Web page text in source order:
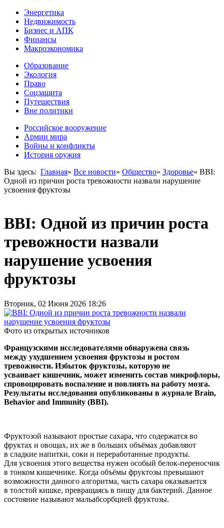
Энергетика
Недвижимость
Бизнес и АПК
Финансы
Макроэкономика
Образование
Экология
Право
Соцзащита
Путешествия
Вне политики
Российское вооружение
Армии мира
Войны и конфликты
История оружия
Вы здесь: Главная» Все новости» Общество» Здоровье» BBI:
Одной из причин роста тревожности назвали нарушение
усвоения фруктозы
BBI: Одной из причин роста
тревожности назвали
нарушение усвоения
фруктозы
Вторник, 02 Июня 2026 18:26
Фото из открытых источников
Французскими исследователями обнаружена связь
между ухудшением усвоения фруктозы и ростом
тревожности. Избыток фруктозы, которую не
усваивает кишечник, может изменить состав микрофлоры,
спровоцировать воспаление и повлиять на работу мозга.
Результаты исследования опубликованы в журнале Brain,
Behavior and Immunity (BBI).
Фруктозой называют простые сахара, что содержатся во
фруктах и овощах, их же в больших объёмах добавляют
в сладкие напитки, соки и переработанные продукты.
Для усвоения этого вещества нужен особый белок-переносчик
в тонком кишечнике. Когда объёмы фруктозы превышают
возможности данного алгоритма, часть сахара оказывается
в толстой кишке, превращаясь в пищу для бактерий. Данное
состояние называют мальабсорбцией фруктозы.